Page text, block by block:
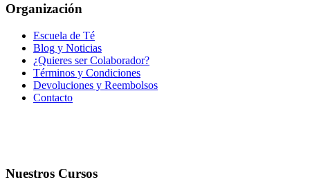
Organización
Escuela de Té
Blog y Noticias
¿Quieres ser Colaborador?
Términos y Condiciones
Devoluciones y Reembolsos
Contacto
Nuestros Cursos